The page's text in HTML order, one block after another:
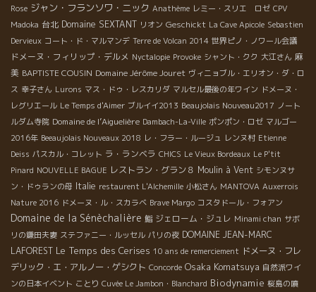
Rose ジャン・フランソワ・ニック Anathème レミー・スリエ ロゼ CPV
Madoka 台北 Domaine SEXTANT リオン Geschickt La Cave Apicole Sebastien
Dervieux コート・ド・マルマンデ Terre de Volcan 2014 世界ピノ・ノワール会議
ドメーヌ・フィリップ・デルメ Nyctalopie Provoke シャント・クク 大江さん 麻
美 BAPTISTE COUSIN Domaine Jérôme Jouret ヴィニョブル・エリオン・ダ・ロ
ス 幸子さん Lurons マス・ドゥ・レスカリダ マルセル最後の年ワイン ドメーヌ・
レグリエール Le Temps d'Aimer ブルイイ2013 Beaujolais Nouveau2017 ノート
ルダム寺院 Domaine de l’Aiguelière Dambach-La-Ville ポンポン・ロゼ マルゴー
2016年 Beeaujolais Nouveaux 2018 レ・フラー・ルージュ レンヌ村 Etienne
Deiss パスカル・コレット ラ・ランベラ CHICS Le Vieux Bordeaux Le P'tit
Pinard NOUVELLE BAGUE レストラン・グラン８ Moulin à Vent シモンヌサ
ン・ドゥランの母 Italie restaurent L'Alchemille 小松さん MANTOVA Auxerrois
Nature 2016 ドメーヌ・ル・スカラベ Brave Margo コスタドール・フォアン
Domaine de la Sénèchalière 鮨 ジェローム・ジュレ Minami chan サボ
リの鎌田夫妻 ステファニー・ルッセル パリの夜 DOMAINE JEAN-MARC
LAFOREST Le Temps des Cerises 10 ans de remerciement ドメーヌ・フレ
デリック・エ・アルノー・ゲシクト Concorde Osaka Komatsuya 自然派ワイ
ンの日本イベント ことり Cuvée Le Jambon・Blanchard Biodynamie 桜島の噴